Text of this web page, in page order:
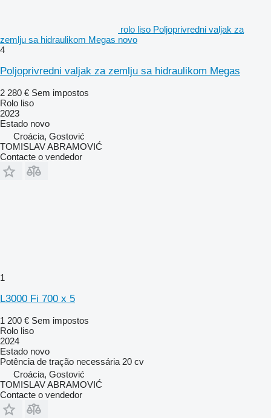
rolo liso Poljoprivredni valjak za
zemlju sa hidraulikom Megas novo
4
Poljoprivredni valjak za zemlju sa hidraulikom Megas
2 280 € Sem impostos
Rolo liso
2023
Estado novo
Croácia, Gostović
TOMISLAV ABRAMOVIĆ
Contacte o vendedor
1
L3000 Fi 700 x 5
1 200 € Sem impostos
Rolo liso
2024
Estado novo
Potência de tração necessária 20 cv
Croácia, Gostović
TOMISLAV ABRAMOVIĆ
Contacte o vendedor